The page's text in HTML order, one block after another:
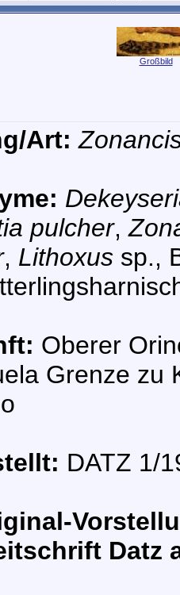
Großbild
Art:
pulcher,
, Lithoxus sp.,
Oberer
Grenze zu
DATZ 1/
Datz